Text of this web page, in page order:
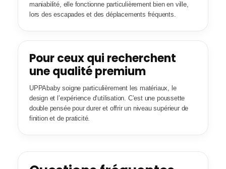
maniabilité, elle fonctionne particulièrement bien en ville,
lors des escapades et des déplacements fréquents.
Pour ceux qui recherchent
une qualité premium
UPPAbaby soigne particulièrement les matériaux, le
design et l’expérience d’utilisation. C’est une poussette
double pensée pour durer et offrir un niveau supérieur de
finition et de praticité.